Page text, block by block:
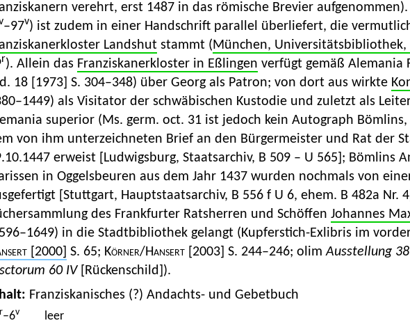
verehrt, erst 1487 in das römische Brevier
–97v) ist zudem in einer Handschrift parallel überliefert, die
Landshutstammt (München, Universitätsbibliothek,
r). Allein das Franziskanerkloster in Eßlingen verfügt gemäß Alemania
18 [1973] S. 304–348) über Georg als Patron; von dort aus wirkte
als Visitator der schwäbischen Kustodie und zuletzt als
superior (Ms. germ. oct. 31 ist jedoch kein Autograph
von ihm unterzeichneten Brief an den Bürgermeister und Rat der
erweist [Ludwigsburg, Staatsarchiv, B 509 – U 565]; Bömlins
in Oggelsbeuren aus dem Jahr 1437 wurden nochmals von
[Stuttgart, Hauptstaatsarchiv, B 556 f U 6, ehem. B 482a Nr.
des Frankfurter Ratsherren und Schöffen Johannes
in die Stadtbibliothek gelangt (Kupferstich-Exlibris im
[2000] S. 65; Körner/Hansert [2003] S. 244–246; olimAusstellung 38
60 IV[Rückenschild]).
Franziskanisches (?) Andachts- und Gebetbuch
r–6v
leer